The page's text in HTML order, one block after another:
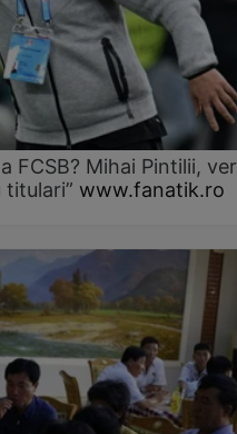
FCSB? Mihai Pintilii,
titulari” www.fanatik.ro